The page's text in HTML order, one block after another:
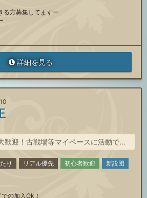
る方募集してますー
詳細を見る
迎！古戦場等マイペースに活動できる方！
り リアル優先 初心者歓迎
新設団
の加入Ok！